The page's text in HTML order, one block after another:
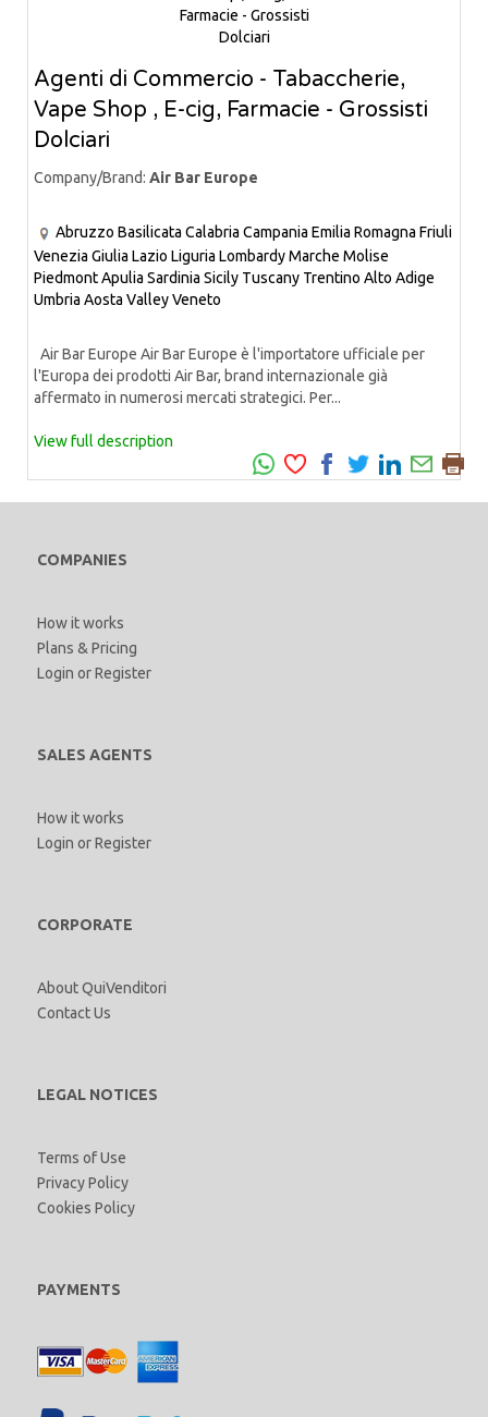
Agenti di Commercio - Tabaccherie,
Vape Shop , E-cig, Farmacie - Grossisti
Dolciari
Company/Brand: Air Bar Europe
Abruzzo Basilicata Calabria Campania Emilia Romagna Friuli
Venezia Giulia Lazio Liguria LombardyMarche Molise
PiedmontApulia Sardinia Sicily Tuscany Trentino Alto Adige
Umbria Aosta ValleyVeneto
Air Bar Europe Air Bar Europe è l'importatore ufficiale per
l'Europa dei prodotti Air Bar, brand internazionale già
affermato in numerosi mercati strategici. Per...
View full description
COMPANIES
How it works
Plans & Pricing
Login orRegister
SALES AGENTS
How it works
Login orRegister
CORPORATE
About QuiVenditori
Contact Us
LEGAL NOTICES
Terms of Use
Privacy Policy
Cookies Policy
PAYMENTS